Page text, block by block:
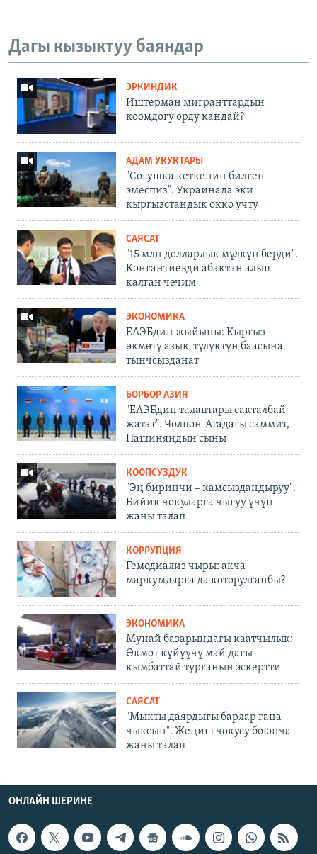
Дагы кызыктуу баяндар
ЭРКИНДИК
Иштерман мигранттардын
коомдогу орду кандай?
АДАМ УКУКТАРЫ
"Согушка кеткенин билген
эмеспиз". Украинада эки
кыргызстандык окко учту
САЯСАТ
"15 млн долларлык мүлкүн берди".
Конгантиевди абактан алып
калган чечим
ЭКОНОМИКА
ЕАЭБдин жыйыны: Кыргыз
өкмөтү азык-түлүктүн баасына
тынчсызданат
БОРБОР АЗИЯ
"ЕАЭБдин талаптары сакталбай
жатат". Чолпон-Атадагы саммит,
Пашиняндын сыны
КООПСУЗДУК
"Эң биринчи – камсыздандыруу".
Бийик чокуларга чыгуу үчүн
жаңы талап
КОРРУПЦИЯ
Гемодиализ чыры: акча
маркумдарга да которулганбы?
ЭКОНОМИКА
Мунай базарындагы каатчылык:
Өкмөт күйүүчү май дагы
кымбаттай турганын эскертти
САЯСАТ
"Мыкты даярдыгы барлар гана
чыксын". Жеңиш чокусу боюнча
жаңы талап
ОНЛАЙН ШЕРИНЕ